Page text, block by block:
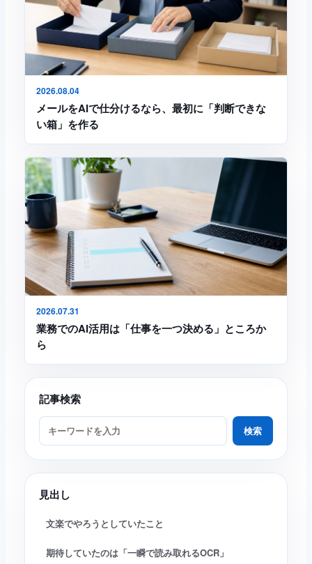
2026.08.04
メールをAIで仕分けるなら、最初に「判断できな
い箱」を作る
2026.07.31
業務でのAI活用は「仕事を一つ決める」ところか
ら
記事検索
ブログ記事を検索 検索
見出し
文楽でやろうとしていたこと
期待していたのは「一瞬で読み取れるOCR」